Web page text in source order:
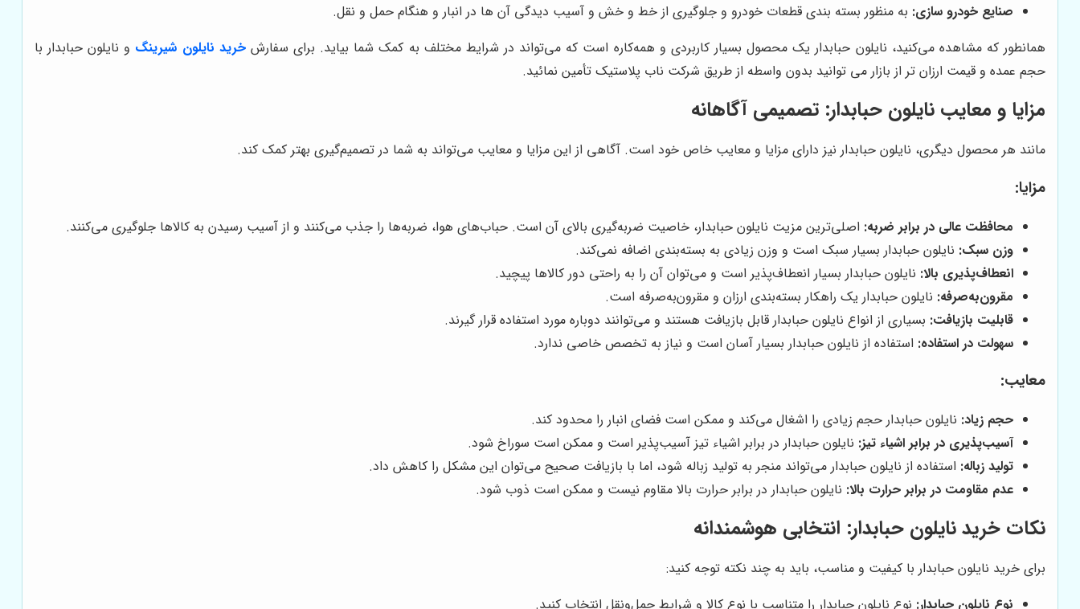
صنایع خودرو سازی: به منظور بسته بندی قطعات خودرو و جلوگیری از خط و خش و آسیب دیدگی آن ها در انبار و هنگام حمل و نقل.
همانطور که مشاهده می‌کنید، نایلون حبابدار یک محصول بسیار کاربردی و همه‌کاره است که می‌تواند در شرایط مختلف به کمک شما بیاید. برای سفارشخرید نایلون شیرینگ و نایلون حبابدار با
حجم عمده و قیمت ارزان تر از بازار می توانید بدون واسطه از طریق شرکت ناب پلاستیک تأمین نمائید.
مزایا و معایب نایلون حبابدار: تصمیمی آگاهانه
مانند هر محصول دیگری، نایلون حبابدار نیز دارای مزایا و معایب خاص خود است. آگاهی از این مزایا و معایب می‌تواند به شما در تصمیم‌گیری بهتر کمک کند.
مزایا:
محافظت عالی در برابر ضربه: اصلی‌ترین مزیت نایلون حبابدار، خاصیت ضربه‌گیری بالای آن است. حباب‌های هوا، ضربه‌ها را جذب می‌کنند و از آسیب رسیدن به کالاها جلوگیری می‌کنند.
وزن سبک: نایلون حبابدار بسیار سبک است و وزن زیادی به بسته‌بندی اضافه نمی‌کند.
انعطاف‌پذیری بالا: نایلون حبابدار بسیار انعطاف‌پذیر است و می‌توان آن را به راحتی دور کالاها پیچید.
مقرون‌به‌صرفه: نایلون حبابدار یک راهکار بسته‌بندی ارزان و مقرون‌به‌صرفه است.
قابلیت بازیافت: بسیاری از انواع نایلون حبابدار قابل بازیافت هستند و می‌توانند دوباره مورد استفاده قرار گیرند.
سهولت در استفاده: استفاده از نایلون حبابدار بسیار آسان است و نیاز به تخصص خاصی ندارد.
معایب:
حجم زیاد: نایلون حبابدار حجم زیادی را اشغال می‌کند و ممکن است فضای انبار را محدود کند.
آسیب‌پذیری در برابر اشیاء تیز: نایلون حبابدار در برابر اشیاء تیز آسیب‌پذیر است و ممکن است سوراخ شود.
تولید زباله: استفاده از نایلون حبابدار می‌تواند منجر به تولید زباله شود، اما با بازیافت صحیح می‌توان این مشکل را کاهش داد.
عدم مقاومت در برابر حرارت بالا: نایلون حبابدار در برابر حرارت بالا مقاوم نیست و ممکن است ذوب شود.
نکات خرید نایلون حبابدار: انتخابی هوشمندانه
برای خرید نایلون حبابدار با کیفیت و مناسب، باید به چند نکته توجه کنید:
نوع نایلون حبابدار: نوع نایلون حبابدار را متناسب با نوع کالا و شرایط حمل‌ونقل انتخاب کنید.